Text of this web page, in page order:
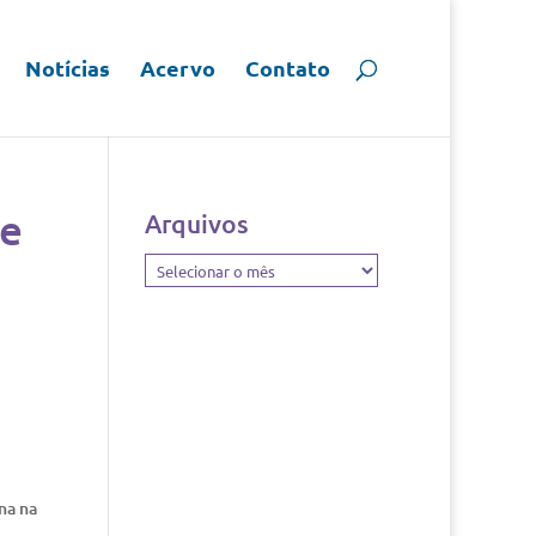
Notícias Acervo Contato
na
Arquivos
Arquivos